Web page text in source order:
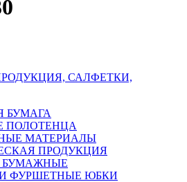
САЛФЕТКИ,
БУМАГА
ПОЛОТЕНЦА
МАТЕРИАЛЫ
ПРОДУКЦИЯ
БУМАЖНЫЕ
ФУРШЕТНЫЕ ЮБКИ